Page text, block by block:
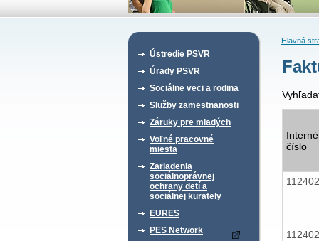
Ústredie PSVR
Úrady PSVR
Sociálne veci a rodina
Služby zamestnanosti
Záruky pre mladých
Voľné pracovné
miesta
Zariadenia
sociálnoprávnej
ochrany detí a
sociálnej kurately
EURES
PES Network
Hlavná
Interné
číslo